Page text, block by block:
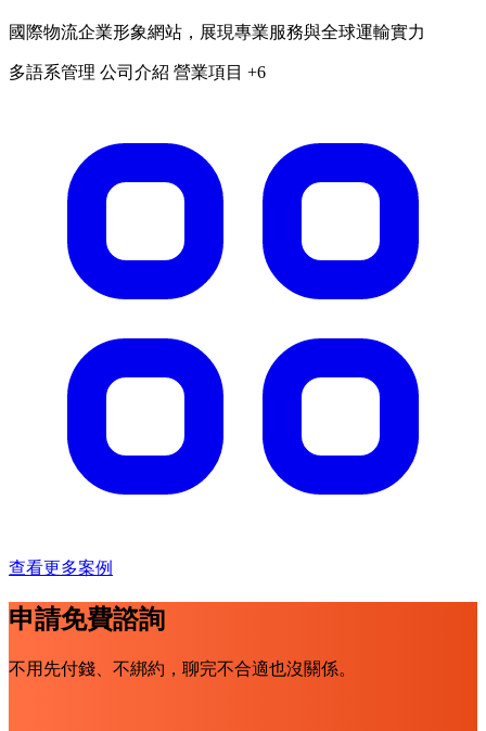
國際物流企業形象網站，展現專業服務與全球運輸實力
多語系管理 公司介紹 營業項目 +6
查看更多案例
申請免費諮詢
不用先付錢、不綁約，聊完不合適也沒關係。